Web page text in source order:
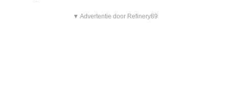
▼ Advertentie door Refinery89